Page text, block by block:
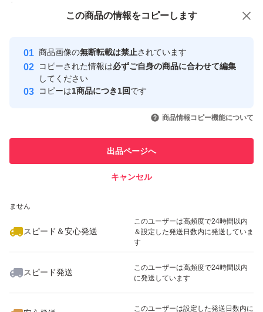
付与しています
安心取引出品者
心・安全なユーザーです
取引実績
引を完了させた実績があります
での取引実績があります
ません
スピード＆安心発送
このユーザーは高頻度で24時間以内
＆設定した発送日数内に発送していま
す
スピード発送
このユーザーは高頻度で24時間以内
に発送しています
このユーザーは設定した発送日数内に
この商品の情報をコピーします
商品画像の無断転載は禁止されています
コピーされた情報は必ずご自身の商品に合わせて編集
してください
コピーは1商品につき1回です
商品情報コピー機能について
出品ページへ
キャンセル
この商品をみている人にオススメ
いいね！
4,880